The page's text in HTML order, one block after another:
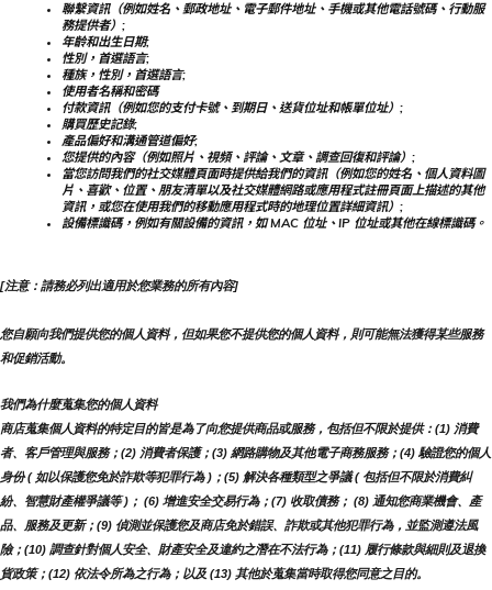
聯繫資訊（例如姓名、郵政地址、電子郵件地址、手機或其他電話號碼、行動服
務提供者）;
年齡和出生日期;
性別，首選語言;
種族，性別，首選語言;
使用者名稱和密碼
付款資訊（例如您的支付卡號、到期日、送貨位址和帳單位址）;
購買歷史記錄;
產品偏好和溝通管道偏好;
您提供的內容（例如照片、視頻、評論、文章、調查回復和評論）;
當您訪問我們的社交媒體頁面時提供給我們的資訊（例如您的姓名、個人資料圖
片、喜歡、位置、朋友清單以及社交媒體網路或應用程式註冊頁面上描述的其他
資訊，或您在使用我們的移動應用程式時的地理位置詳細資訊）;
設備標識碼，例如有關設備的資訊，如 MAC 位址、IP 位址或其他在線標識碼。
[注意：請務必列出適用於您業務的所有內容]
您自願向我們提供您的個人資料，但如果您不提供您的個人資料，則可能無法獲得某些服務
和促銷活動。
我們為什麼蒐集您的個人資料
商店蒐集個人資料的特定目的皆是為了向您提供商品或服務，包括但不限於提供：(1) 消費
者、客戶管理與服務；(2) 消費者保護；(3) 網路購物及其他電子商務服務；(4) 驗證您的個人
身份 ( 如以保護您免於詐欺等犯罪行為 )；(5) 解決各種類型之爭議 ( 包括但不限於消費糾
紛、智慧財產權爭議等 )； (6) 增進安全交易行為；(7) 收取債務； (8) 通知您商業機會、產
品、服務及更新；(9) 偵測並保護您及商店免於錯誤、詐欺或其他犯罪行為，並監測遵法風
險；(10) 調查針對個人安全、財產安全及違約之潛在不法行為；(11) 履行條款與細則及退換
貨政策；(12) 依法令所為之行為；以及 (13) 其他於蒐集當時取得您同意之目的。